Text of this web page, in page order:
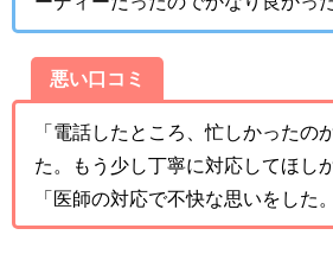
悪い口コミ
「 電話したところ、忙しかったの
た。もう少し丁寧に対応してほし
「医師の対応で不快な思いをした。